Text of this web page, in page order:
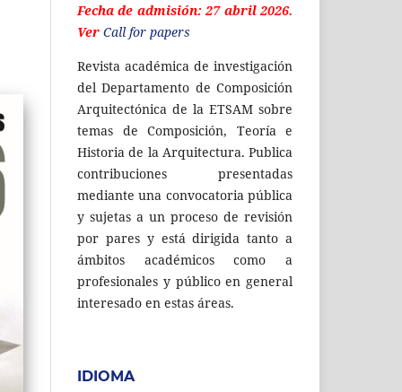
Fecha de admisión: 27 abril 2026.
Ver Call for papers
Revista académica de investigación
del Departamento de Composición
Arquitectónica de la ETSAM sobre
temas de Composición, Teoría e
Historia de la Arquitectura. Publica
contribuciones presentadas
mediante una convocatoria pública
y sujetas a un proceso de revisión
por pares y está dirigida tanto a
ámbitos académicos como a
profesionales y público en general
interesado en estas áreas.
IDIOMA